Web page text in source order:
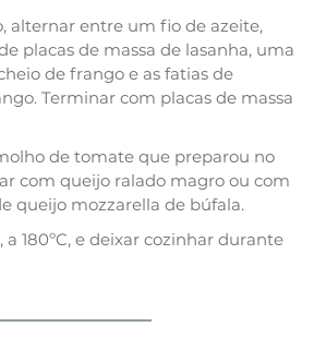
alternar entre um fio de azeite,
placas de massa de lasanha, uma
de frango e as fatias de
Terminar com placas de massa
de tomate que preparou no
com queijo ralado magro ou com
queijo mozzarella de búfala.
a 180ºC, e deixar cozinhar durante